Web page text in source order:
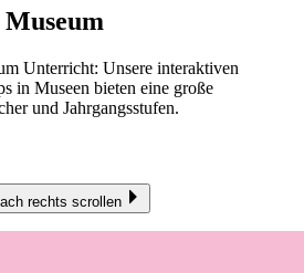
Unterricht: Unsere interaktiven
in Museen bieten eine große
und Jahrgangsstufen.
rechts scrollen